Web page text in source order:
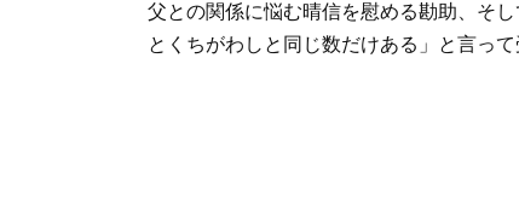
父との関係に悩む晴信を慰める勘助、そ
とくちがわしと同じ数だけある」と言って